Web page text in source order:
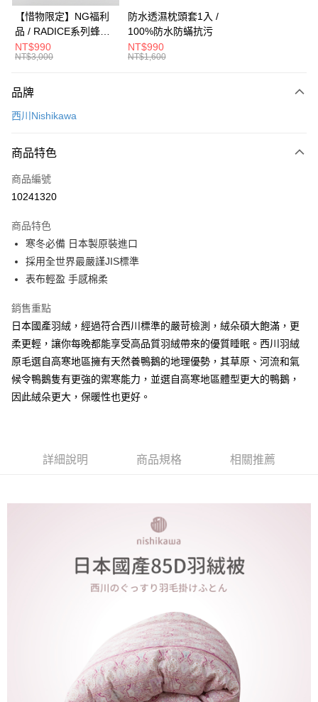
臺灣中小企業銀行
台中商業銀行
匯豐（台灣）商業銀行
華泰商業銀行
聯邦商業銀行
遠東國際商業銀行
元大商業銀行
台灣樂天信用卡公司
街口支付
悠遊付
Google Pay
全盈+PAY
大哥付你分期
【大哥付你分期使用說明】
1.本服務由台灣大哥大提供，台灣大哥大用戶可立即使用無須另外申請。
流程，驗證手機門號後，選擇欲分期的期數、繳款截止日，確認付款後即完
成交易。
4.訂單成立30分鐘內，如未前往確認交易或遇審核未通過，訂單將自動取
法說明評估內容。
【繳款方式說明】
1.分期款項不併入電信帳單，「大哥付你分期」於每月結算日後寄送繳費提
醒簡訊。
帳／街口支付／iPASS MONEY」等通路繳費。
【注意事項】
1.本服務係由「台灣大哥大股份有限公司」（以下簡稱本公司）所提供，讓
用戶於交易時，得透過本服務購買商品或服務，並由商店將買賣／分期付款
買賣價金債權讓與本公司後，依約使用本公司帳單繳交帳款。
資料（包含姓名、電話或地址）提供予台灣大哥大進項蒐集、處理及利用，
AFTEE先享後付
相關說明
AFTEE先享後付是「在收到商品之後才付款」的支付方式。 讓您購物簡單
１．簡單：不需註冊會員、不需綁卡、不需儲值。
２．便利：只要手機號碼，簡訊認證，即可結帳。
【「AFTEE先享後付」結帳流程】
結帳頁面，進行簡訊認證並確認金額後，即可完成結帳。
３．收到繳費通知簡訊後14天內，點擊此簡訊中的連結，可透過四大超商／
ATM／網路銀行／等多元方式進行付款，方視為交易完成。
※ 請注意：結帳手續完成當下不需立刻繳費，但若您需要取消訂單，請聯絡
購買商品的店家。未經商家同意取消之訂單仍視為有效，需透過AFTEE先享
後付繳納相關費用。
※ 交易是否成功請以「AFTEE先享後付 」之結帳頁面顯示為準，若有關於
１．透過由恩沛科技股份有限公司提供之「AFTEE先享後付」服務完成之交
３．未成年的使用者請事先徵得法定代理人或監護人之同意方可使用
「AFTEE先享後付」，若未經同意申辦者引起之損失，本公司不負相關責
４．使用「AFTEE先享後付」時，將依據個別帳號之用戶狀況，依本公司即
時審查核予不同之上限額度；若仍有額度不足之情形，本公司將視審查結果
請求用戶進行身份認證。
恩沛科技股份有限公司將有權停止該用戶之使用額度並採取法律行動。
ATM付款
運送方式
大型超重物流運送
每筆NT$150，滿NT$990(含以上)免運費
郵局包裹
每筆NT$250
【惜物限定】NG福利
品 / RADICE系列蜂巢
調節枕-Low低型(加贈
補充袋) / PE中空軟管 /
NT$990
NT$3,000
防水透濕枕頭套1入 /
100%防水防蟎抗污
NT$990
NT$1,600
品牌
西川Nishikawa
商品特色
商品編號
10241320
商品特色
寒冬必備 日本製原裝進口
採用全世界最嚴謹JIS標準
表布輕盈 手感棉柔
銷售重點
日本國產羽絨，經過符合西川標準的嚴苛檢測，絨朵碩大飽滿，更
柔更輕，讓你每晚都能享受高品質羽絨帶來的優質睡眠。西川羽絨
原毛選自高寒地區擁有天然養鴨鵝的地理優勢，其草原、河流和氣
候令鴨鵝隻有更強的禦寒能力，並選自高寒地區體型更大的鴨鵝，
因此絨朵更大，保暖性也更好。
詳細說明 商品規格 相關推薦